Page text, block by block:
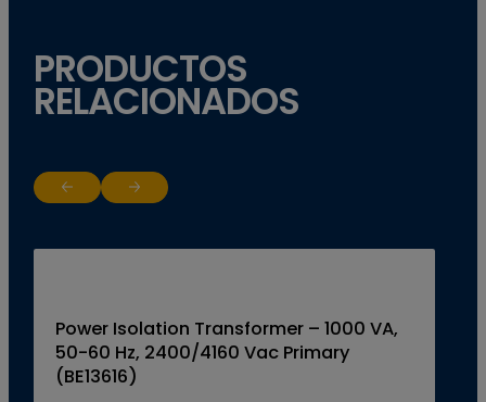
PRODUCTOS
RELACIONADOS
Return to previous slide
Jump to next slide
Power Isolation Transformer – 1000 VA,
50-60 Hz, 2400/4160 Vac Primary
(BE13616)